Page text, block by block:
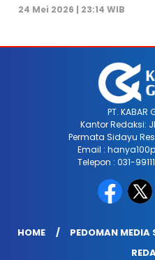
24 Mei 2026 | 23:14 WIB
PT. KABAR
Kantor Redaksi:
Permata Sidayu
Email :
Telepon : 031-
HOME PEDOMAN MEDIA